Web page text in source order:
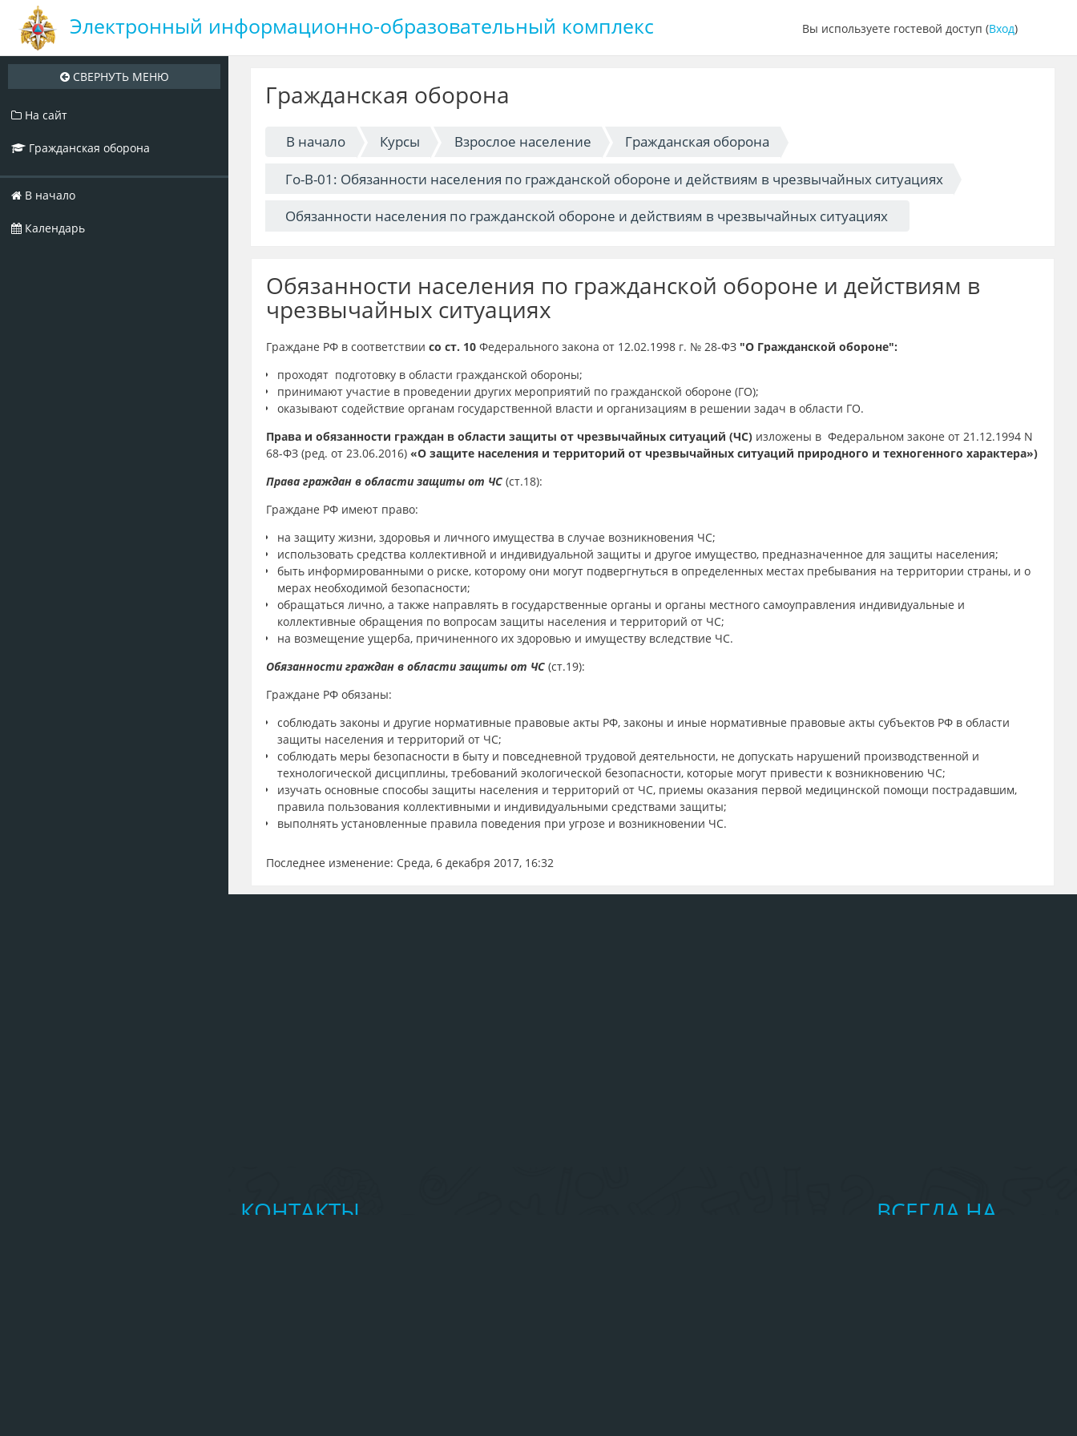
основному
содержанию
Электронный информационно-образовательный комплекс Вы используете гостевой доступ (Вход)
Гражданская оборона
В начало Курсы Взрослое население Гражданская оборона
Го-В-01: Обязанности населения по гражданской обороне и действиям в чрезвычайных ситуациях
Обязанности населения по гражданской обороне и действиям в чрезвычайных ситуациях
Обязанности населения по гражданской обороне и действиям в
чрезвычайных ситуациях
Граждане РФ в соответствии со ст. 10Федерального закона от 12.02.1998 г. № 28-ФЗ "О Гражданской обороне":
проходят подготовку в области гражданской обороны;
принимают участие в проведении других мероприятий по гражданской обороне (ГО);
оказывают содействие органам государственной власти и организациям в решении задач в области ГО.
Права и обязанности граждан в области защиты от чрезвычайных ситуаций (ЧС) изложены в Федеральном законе от 21.12.1994 N
68-ФЗ (ред. от 23.06.2016) «О защите населения и территорий от чрезвычайных ситуаций природного и техногенного характера»)
Права граждан в области защиты от ЧС(ст.18):
Граждане РФ имеют право:
на защиту жизни, здоровья и личного имущества в случае возникновения ЧС;
использовать средства коллективной и индивидуальной защиты и другое имущество, предназначенное для защиты населения;
быть информированными о риске, которому они могут подвергнуться в определенных местах пребывания на территории страны, и о
мерах необходимой безопасности;
обращаться лично, а также направлять в государственные органы и органы местного самоуправления индивидуальные и
коллективные обращения по вопросам защиты населения и территорий от ЧС;
на возмещение ущерба, причиненного их здоровью и имуществу вследствие ЧС.
Обязанности граждан в области защиты от ЧС(ст.19):
Граждане РФ обязаны:
соблюдать законы и другие нормативные правовые акты РФ, законы и иные нормативные правовые акты субъектов РФ в области
защиты населения и территорий от ЧС;
соблюдать меры безопасности в быту и повседневной трудовой деятельности, не допускать нарушений производственной и
технологической дисциплины, требований экологической безопасности, которые могут привести к возникновению ЧС;
изучать основные способы защиты населения и территорий от ЧС, приемы оказания первой медицинской помощи пострадавшим,
правила пользования коллективными и индивидуальными средствами защиты;
выполнять установленные правила поведения при угрозе и возникновении ЧС.
Последнее изменение: Среда, 6 декабря 2017, 16:32
На сайт
Гражданская оборона
В начало
Календарь
КОНТАКТЫ ВСЕГДА НА